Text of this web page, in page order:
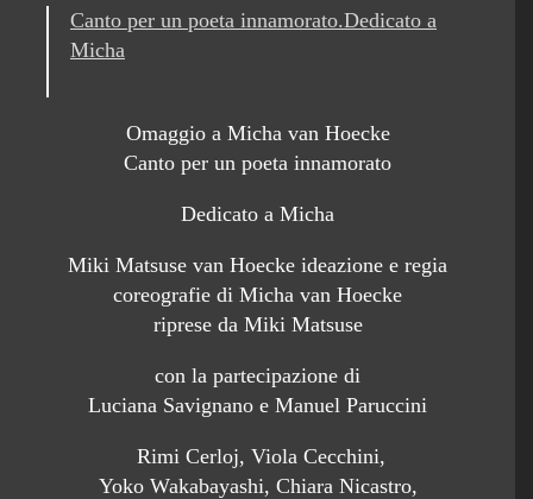
Canto per un poeta innamorato.Dedicato a
Micha
Omaggio a Micha van Hoecke
Canto per un poeta innamorato
Dedicato a Micha
Miki Matsuse van Hoecke ideazione e regia
coreografie di Micha van Hoecke
riprese da Miki Matsuse
con la partecipazione di
Luciana Savignano e Manuel Paruccini
Rimi Cerloj, Viola Cecchini,
Yoko Wakabayashi, Chiara Nicastro,